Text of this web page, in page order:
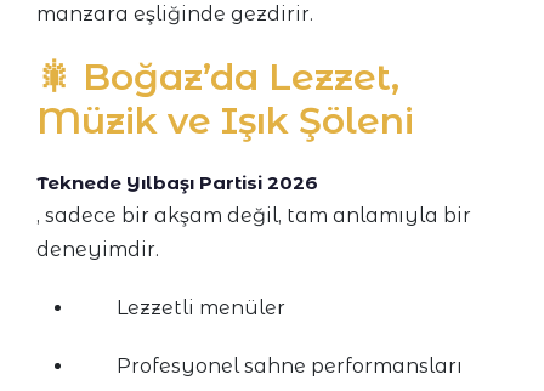
manzara eşliğinde gezdirir.
🎇 Boğaz’da Lezzet,
Müzik ve Işık Şöleni
Teknede Yılbaşı Partisi 2026
, sadece bir akşam değil, tam anlamıyla bir
deneyimdir.
Lezzetli menüler
Profesyonel sahne performansları